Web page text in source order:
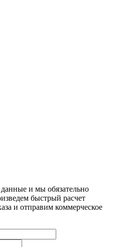
и мы обязательно
быстрый расчет
и отправим коммерческое